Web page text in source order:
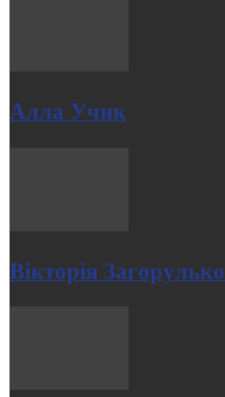
Алла Учик
Вікторія Загорулько